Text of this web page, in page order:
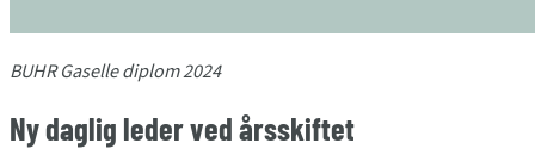
BUHR Gaselle diplom 2024
Ny daglig leder ved årsskiftet